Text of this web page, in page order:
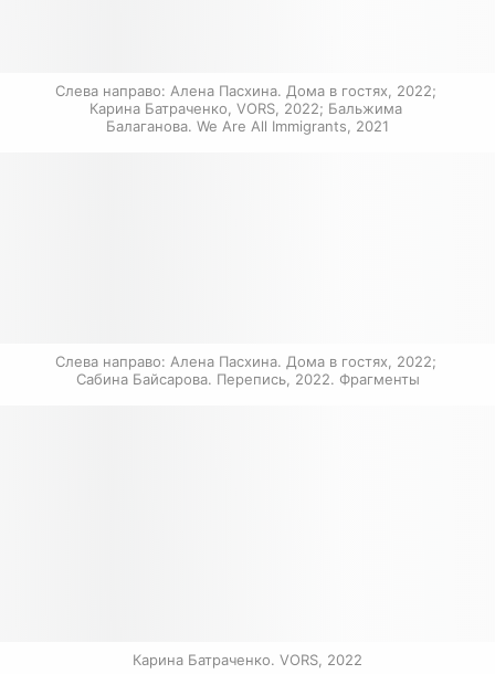
Слева направо: Алена Пасхина. Дома в гостях, 2022;
Карина Батраченко, VORS, 2022; Бальжима
Балаганова. We Are All Immigrants, 2021
Слева направо: Алена Пасхина. Дома в гостях, 2022;
Сабина Байсарова. Перепись, 2022. Фрагменты
Карина Батраченко. VORS, 2022